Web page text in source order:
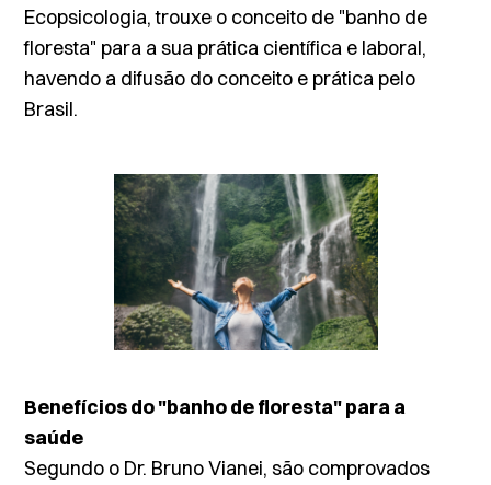
Ecopsicologia, trouxe o conceito de "banho de
floresta" para a sua prática científica e laboral,
havendo a difusão do conceito e prática pelo
Brasil.
Benefícios do "banho de floresta" para a
saúde
Segundo o Dr. Bruno Vianei, são comprovados